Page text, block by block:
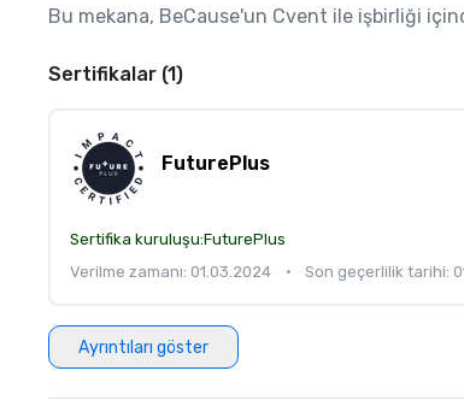
Bu mekana, BeCause'un Cvent ile işbirliği
Sertifikalar (1)
FuturePlus
Sertifika kuruluşu:FuturePlus
Verilme zamanı: 01.03.2024
• Son geçerlilik tarihi:
Ayrıntıları göster